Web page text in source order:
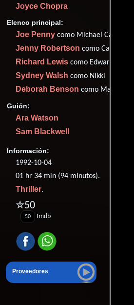
Joyce Chopra
Elenco principal:
Joe Penny como Michael Carlin
Jenny Robertson como Carolyn
Richard Lewis como Edward
Sydney Walsh como Nikki
Deborah Benson como Mary Ann
Guión:
Ara Watson
Sam Blackwell
Información:
1992-10-04
01 hr 34 min (94 minutos).
Thriller.
✮50
50 Imdb
Proveedores